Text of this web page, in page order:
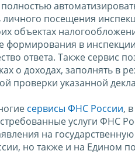
личного посещения
объектах
в
ответа. Также сервис
о доходах, заполнять
проверки указанной
сервисы ФНС России,
услуги ФНС
на
но также и на Едином